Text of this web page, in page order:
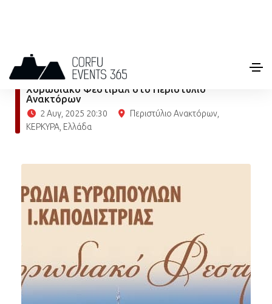
FEATURED ΠΟΛΙΤΙΣΤΙΚΑ
Χορωδιακό Φεστιβάλ στο Περιστύλιο
Ανακτόρων
2 Αυγ, 2025 20:30
Περιστύλιο Ανακτόρων,
ΚΕΡΚΥΡΑ, Ελλάδα